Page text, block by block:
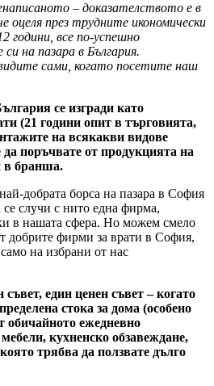
– доказателството е в
оцеля през трудните икономически
години, все по-успешно
на пазара в България.
сами, когато посетите наш
се изгради като
(21 години опит в търговията,
на всякакви видове
поръчвате от продукцията на
в бранша.
добрата борса на пазара в София
се случи с нито една фирма,
в нашата сфера. Но можем смело
добрите фирми за врати в София,
на избрани от нас
един ценен съвет – когато
стока за дома (особено
обичайното ежедневно
кухненско обзавеждане,
трябва да ползвате дълго